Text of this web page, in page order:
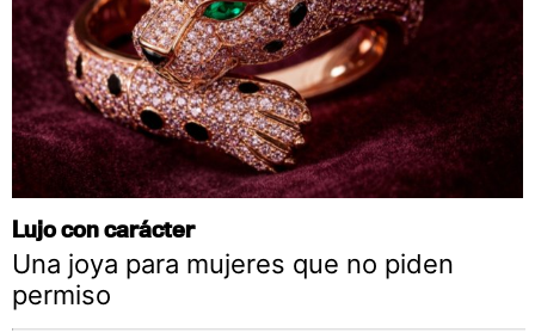
Lujo con carácter
Una joya para mujeres que no piden
permiso